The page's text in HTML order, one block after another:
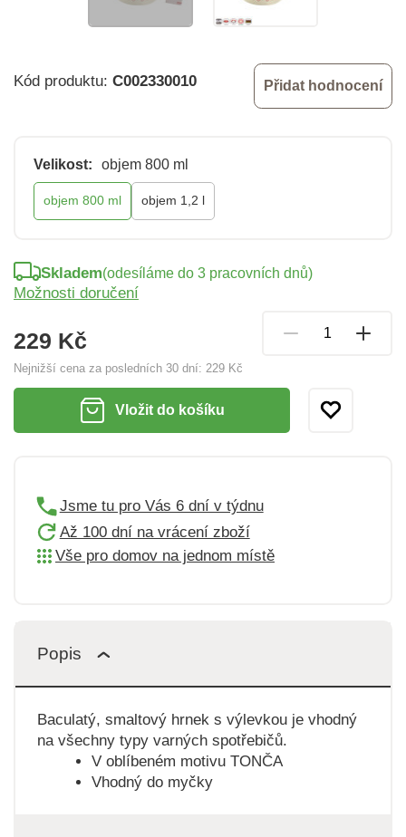
Kód produktu: C002330010 Přidat hodnocení
Velikost: objem 800 ml
objem 800 ml objem 1,2 l
229 Kč
Nejnižší cena za posledních 30 dní: 229 Kč
Skladem(odesíláme do 3 pracovních dnů)
Možnosti doručení
Vložit do košíku
Jsme tu pro Vás 6 dní v týdnu
Až 100 dní na vrácení zboží
Vše pro domov na jednom místě
Popis
Baculatý, smaltový hrnek s výlevkou je vhodný
na všechny typy varných spotřebičů.
V oblíbeném motivu TONČA
Vhodný do myčky